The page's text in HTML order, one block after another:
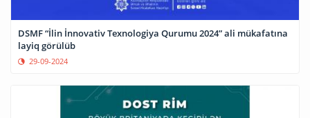
DSMF “İlin İnnovativ Texnologiya Qurumu 2024” ali mükafatına
layiq görülüb
29-09-2024